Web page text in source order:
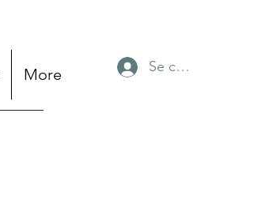
More Se connecter